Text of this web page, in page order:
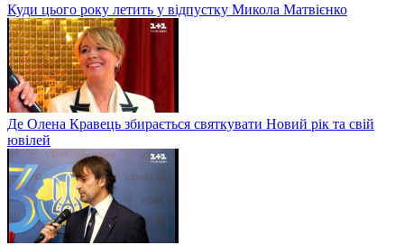
Куди цього року летить у відпустку Микола Матвієнко
Де Олена Кравець збирається святкувати Новий рік та свій
ювілей